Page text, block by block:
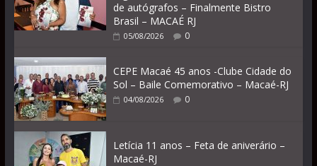
de autógrafos – Finalmente Bistro
Brasil – MACAÉ RJ
05/08/2026 0
CEPE Macaé 45 anos -Clube Cidade do
Sol – Baile Comemorativo – Macaé-RJ
04/08/2026 0
Letícia 11 anos – Feta de aniverário –
Macaé-RJ